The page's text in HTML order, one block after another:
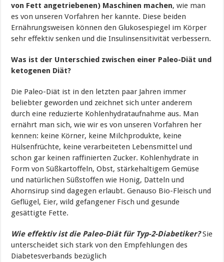
von Fett angetriebenen) Maschinen machen, wie man
es von unseren Vorfahren her kannte. Diese beiden
Ernährungsweisen können den Glukosespiegel im Körper
sehr effektiv senken und die Insulinsensitivität verbessern.
Was ist der Unterschied zwischen einer Paleo-Diät und
ketogenen Diät?
Die Paleo-Diät ist in den letzten paar Jahren immer
beliebter geworden und zeichnet sich unter anderem
durch eine reduzierte Kohlenhydrataufnahme aus. Man
ernährt man sich, wie wir es von unseren Vorfahren her
kennen: keine Körner, keine Milchprodukte, keine
Hülsenfrüchte, keine verarbeiteten Lebensmittel und
schon gar keinen raffinierten Zucker. Kohlenhydrate in
Form von Süßkartoffeln, Obst, stärkehaltigem Gemüse
und natürlichen Süßstoffen wie Honig, Datteln und
Ahornsirup sind dagegen erlaubt. Genauso Bio-Fleisch und
Geflügel, Eier, wild gefangener Fisch und gesunde
gesättigte Fette.
Wie effektiv ist die Paleo-Diät für Typ-2-Diabetiker?Sie
unterscheidet sich stark von den Empfehlungen des
Diabetesverbands bezüglich